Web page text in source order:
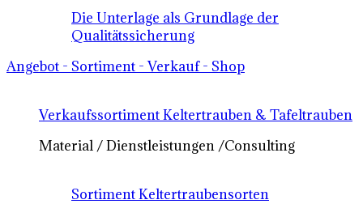
Die Unterlage als Grundlage der
Qualitätssicherung
Angebot - Sortiment - Verkauf - Shop
Verkaufssortiment Keltertrauben & Tafeltrauben
Material / Dienstleistungen /Consulting
Sortiment Keltertraubensorten